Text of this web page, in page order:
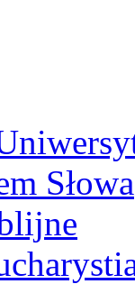
Słowa